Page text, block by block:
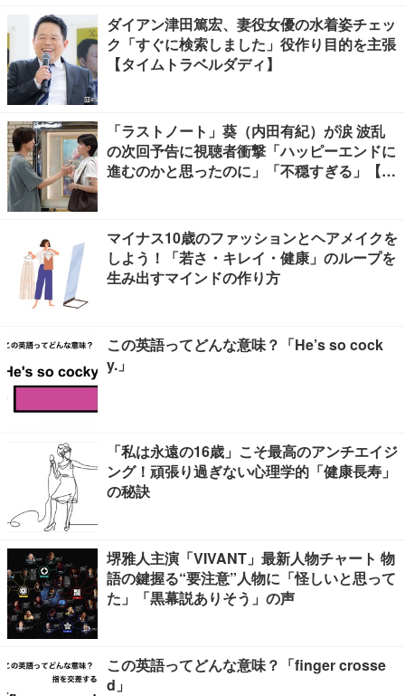
ダイアン津田篤宏、妻役女優の水着姿チェッ
ク「すぐに検索しました」役作り目的を主張
【タイムトラベルダディ】
「ラストノート」葵（内田有紀）が涙 波乱
の次回予告に視聴者衝撃「ハッピーエンドに
進むのかと思ったのに」「不穏すぎる」【ネ
マイナス10歳のファッションとヘアメイクを
しよう！「若さ・キレイ・健康」のループを
生み出すマインドの作り方
この英語ってどんな意味？「He’s so cock
y.」
「私は永遠の16歳」こそ最高のアンチエイジ
ング！頑張り過ぎない心理学的「健康長寿」
の秘訣
堺雅人主演「VIVANT」最新人物チャート 物
語の鍵握る“要注意”人物に「怪しいと思って
た」「黒幕説ありそう」の声
この英語ってどんな意味？「finger crosse
d」